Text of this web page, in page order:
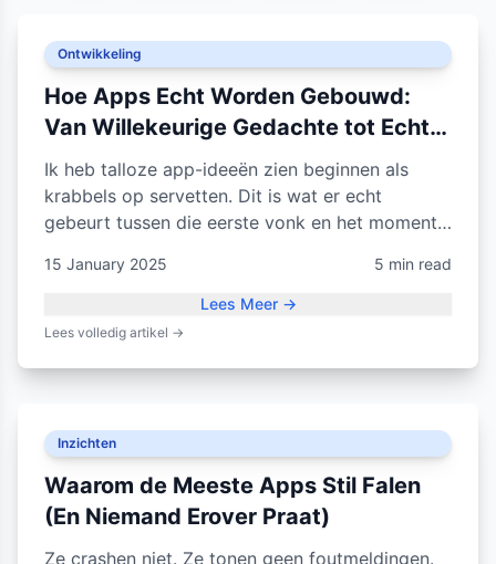
Ontwikkeling
Hoe Apps Echt Worden Gebouwd:
Van Willekeurige Gedachte tot Echt
Scherm
Ik heb talloze app-ideeën zien beginnen als
krabbels op servetten. Dit is wat er echt
gebeurt tussen die eerste vonk en het moment
15 January 2025 5 min read
Lees Meer→
Lees volledig artikel →
Inzichten
Waarom de Meeste Apps Stil Falen
(En Niemand Erover Praat)
Ze crashen niet. Ze tonen geen foutmeldingen.